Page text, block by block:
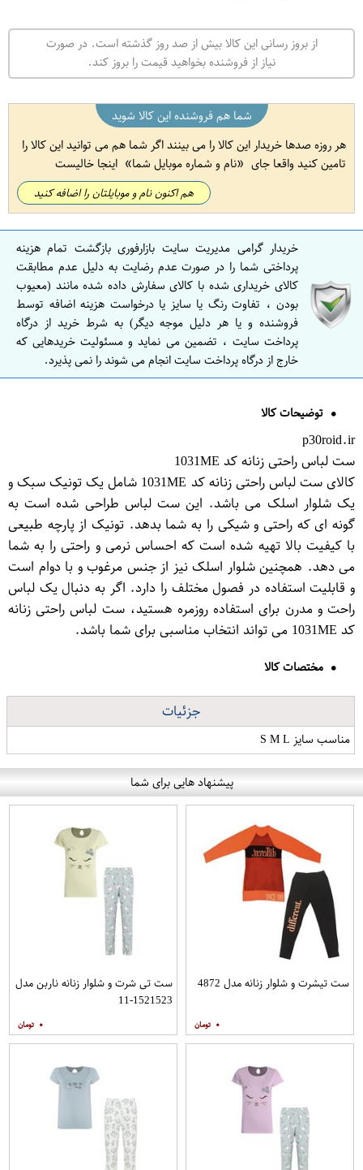
از بروز رسانی این کالا بیش از صد روز گذشته است. در صورت
نیاز از فروشنده بخواهید قیمت را بروز کند.
شما هم فروشنده این کالا شوید
هر روزه صدها خریدار این کالا را می بینند اگر شما هم می توانید این کالا را
تامین کنید واقعا جای
نام و شماره موبایل شما اینجا خالیست
هم اکنون نام و موبایلتان را اضافه کنید
خریدار گرامی مدیریت سایت بازارفوری بازگشت تمام هزینه
پرداختی شما را در صورت عدم رضایت به دلیل عدم مطابقت
کالای خریداری شده با کالای سفارش داده شده مانند (معیوب
بودن ، تفاوت رنگ یا سایز یا درخواست هزینه اضافه توسط
فروشنده و یا هر دلیل موجه دیگر) به شرط خرید از درگاه
پرداخت سایت ، تضمین می نماید و مسئولیت خریدهایی که
خارج از درگاه پرداخت سایت انجام می شوند را نمی پذیرد.
توضیحات کالا
p30roid.ir
ست لباس راحتی زنانه کد 1031ME
کالای ست لباس راحتی زنانه کد 1031ME شامل یک تونیک سبک و
یک شلوار اسلک می باشد. این ست لباس طراحی شده است به
گونه ای که راحتی و شیکی را به شما بدهد. تونیک از پارچه طبیعی
با کیفیت بالا تهیه شده است که احساس نرمی و راحتی را به شما
می دهد. همچنین شلوار اسلک نیز از جنس مرغوب و با دوام است
و قابلیت استفاده در فصول مختلف را دارد. اگر به دنبال یک لباس
راحت و مدرن برای استفاده روزمره هستید، ست لباس راحتی زنانه
کد 1031ME می تواند انتخاب مناسبی برای شما باشد.
مختصات کالا
جزئیات
مناسب سایز S M L
پیشنهاد هایی برای شما
ست تیشرت و شلوار زنانه مدل 4872
۰
ست تی شرت و شلوار زنانه ناربن مدل
1521523-11
۰